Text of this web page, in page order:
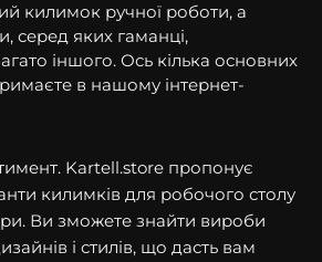
килимок ручної роботи, а
серед яких гаманці,
іншого. Ось кілька основних
в нашому інтернет-
Kartell.store пропонує
килимків для робочого столу
Ви зможете знайти вироби
і стилів, що дасть вам